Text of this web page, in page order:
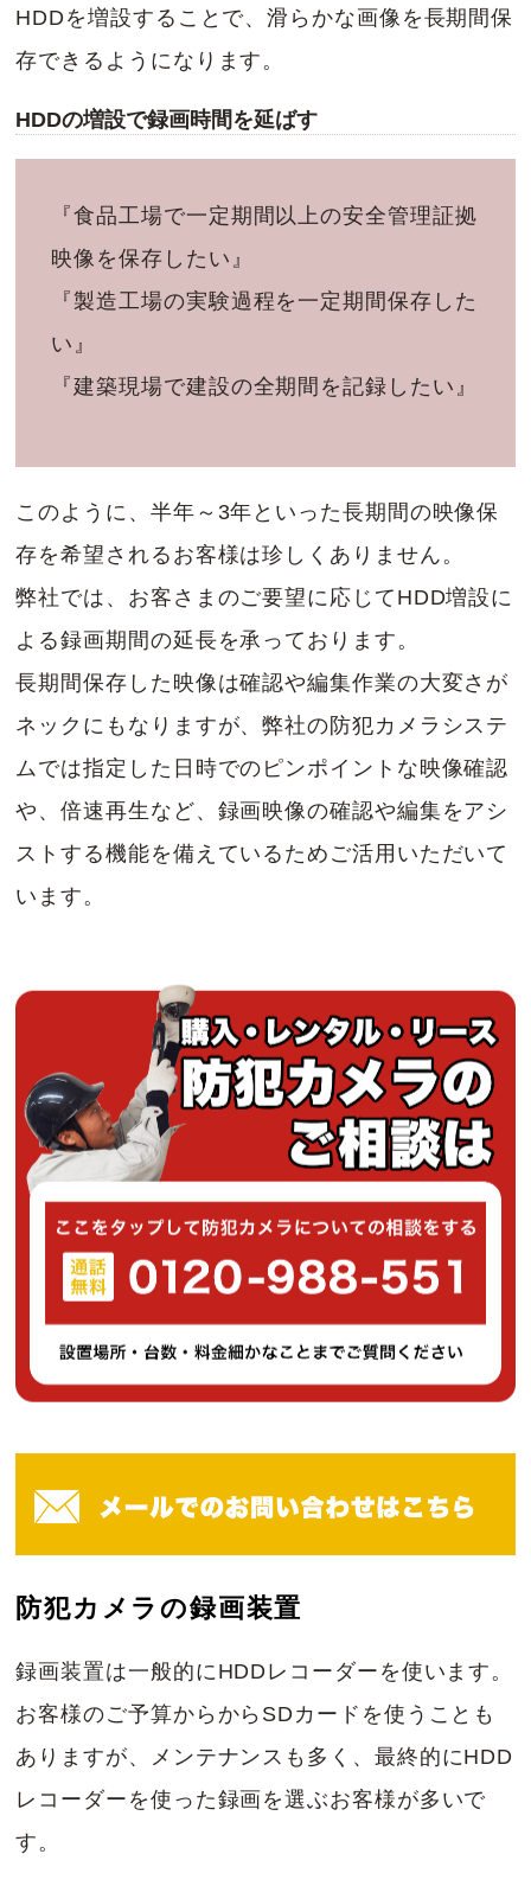
HDDを増設することで、滑らかな画像を長期間保
存できるようになります。
HDDの増設で録画時間を延ばす
『食品工場で一定期間以上の安全管理証拠
映像を保存したい』
『製造工場の実験過程を一定期間保存した
い』
『建築現場で建設の全期間を記録したい』
このように、半年～3年といった長期間の映像保
存を希望されるお客様は珍しくありません。
弊社では、お客さまのご要望に応じてHDD増設に
よる録画期間の延長を承っております。
長期間保存した映像は確認や編集作業の大変さが
ネックにもなりますが、弊社の防犯カメラシステ
ムでは指定した日時でのピンポイントな映像確認
や、倍速再生など、録画映像の確認や編集をアシ
ストする機能を備えているためご活用いただいて
います。
防犯カメラの録画装置
録画装置は一般的にHDDレコーダーを使います。
お客様のご予算からからSDカードを使うことも
ありますが、メンテナンスも多く、最終的にHDD
レコーダーを使った録画を選ぶお客様が多いで
す。